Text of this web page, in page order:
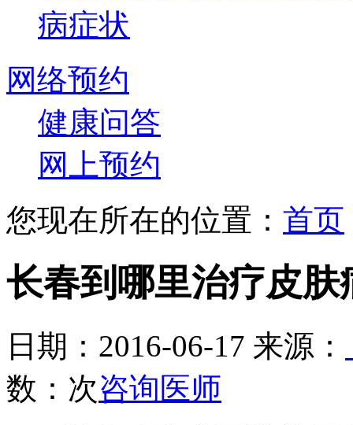
病症状
网络预约
健康问答
网上预约
您现在所在的位置： 首页
长春到哪里治疗皮肤
日期：2016-06-17 来源：
数： 次咨询医师